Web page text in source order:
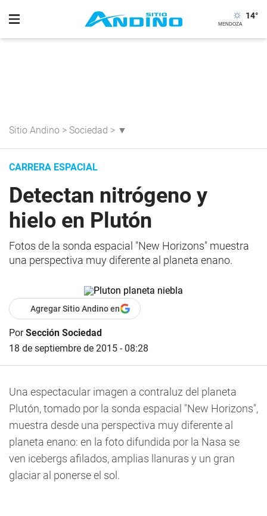
14°
Sitio Andino > Sociedad > ▼
CARRERA ESPACIAL
Detectan nitrógeno y
hielo en Plutón
Fotos de la sonda espacial "New Horizons" muestra
una perspectiva muy diferente al planeta enano.
Agregar Sitio Andino en
PorSección Sociedad
18 de septiembre de 2015 - 08:28
Una espectacular imagen a contraluz del planeta
Plutón, tomado por la sonda espacial "New Horizons",
muestra desde una perspectiva muy diferente al
planeta enano: en la foto difundida por la Nasa se
ven icebergs afilados, amplias llanuras y un gran
glaciar al ponerse el sol.